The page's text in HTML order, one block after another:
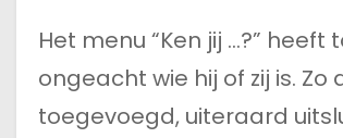
Het menu “Ken jij …?”
ongeacht wie hij of zij is.
toegevoegd, uiteraard